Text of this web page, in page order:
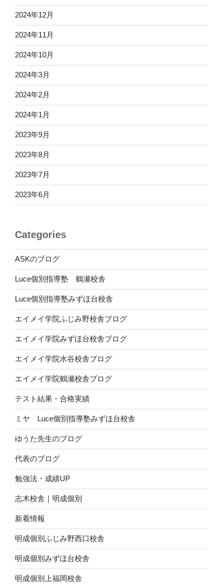
2024年12月
2024年11月
2024年10月
2024年3月
2024年2月
2024年1月
2023年9月
2023年8月
2023年7月
2023年6月
Categories
ASKのブログ
Luce個別指導塾 鶴瀬校舎
Luce個別指導塾みずほ台校舎
エイメイ学院ふじみ野校舎ブログ
エイメイ学院みずほ台校舎ブログ
エイメイ学院水谷校舎ブログ
エイメイ学院鶴瀬校舎ブログ
テスト結果・合格実績
ミヤ Luce個別指導塾みずほ台校舎
ゆうた先生のブログ
代表のブログ
勉強法・成績UP
志木校舎｜明成個別
新着情報
明成個別ふじみ野西口校舎
明成個別みずほ台校舎
明成個別上福岡校舎